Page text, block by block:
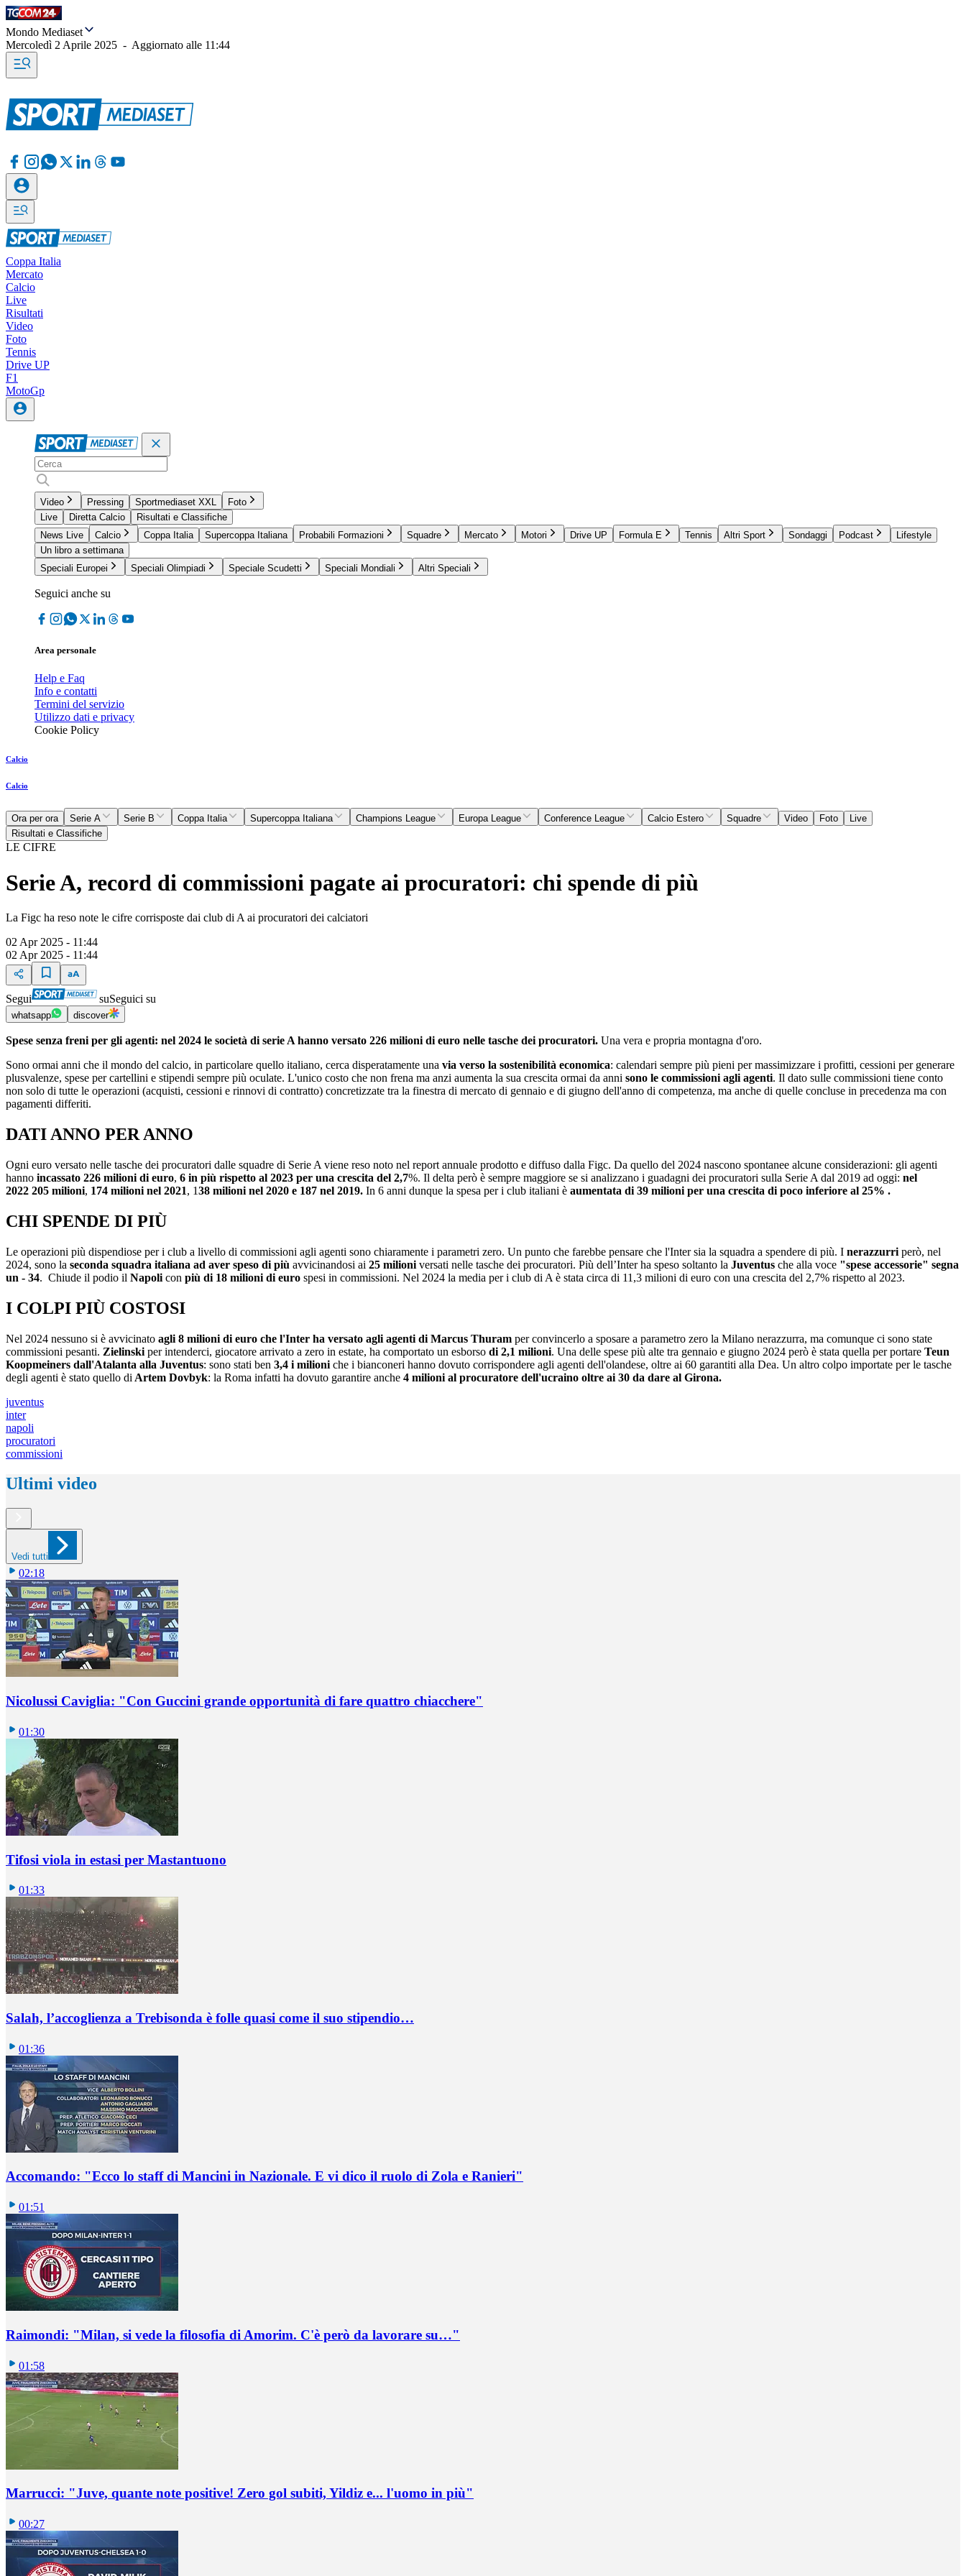
Mondo Mediaset
Mercoledì 2 Aprile 2025 - Aggiornato alle 11:44
Coppa Italia
Mercato
Calcio
Live
Risultati
Video
Foto
Tennis
Drive UP
F1
MotoGp
Video Pressing Sportmediaset XXL
Foto
Live
Diretta Calcio
Risultati e Classifiche
News Live
Calcio Coppa Italia Supercoppa Italiana Probabili Formazioni Squadre Mercato Motori Drive UP Formula E Tennis Altri Sport Sondaggi Podcast
Lifestyle
Un libro a settimana
Speciali Europei
Speciali Olimpiadi Speciale Scudetti Speciali Mondiali Altri Speciali
Seguici anche su
Area personale
Help e Faq
Info e contatti
Termini del servizio
Utilizzo dati e privacy
Cookie Policy
Calcio
Calcio
Ora per ora Serie A Serie B Coppa Italia Supercoppa Italiana Champions League Europa League Conference League Calcio Estero Squadre Video Foto
Live
Risultati e Classifiche
LE CIFRE
Serie A, record di commissioni pagate ai procuratori: chi spende di più
La Figc ha reso note le cifre corrisposte dai club di A ai procuratori dei calciatori
02 Apr 2025 - 11:44
02 Apr 2025 - 11:44
Segui suSeguici su
whatsapp discover
Spese senza freni per gli agenti: nel 2024 le società di serie A hanno versato 226 milioni di euro nelle tasche dei procuratori. Una vera e propria montagna d'oro.
Sono ormai anni che il mondo del calcio, in particolare quello italiano, cerca disperatamente una via verso la sostenibilità economica: calendari sempre più pieni per massimizzare i profitti, cessioni per generare
plusvalenze, spese per cartellini e stipendi sempre più oculate. L'unico costo che non frena ma anzi aumenta la sua crescita ormai da anni sono le commissioni agli agenti. Il dato sulle commissioni tiene conto
non solo di tutte le operazioni (acquisti, cessioni e rinnovi di contratto) concretizzate tra la finestra di mercato di gennaio e di giugno dell'anno di competenza, ma anche di quelle concluse in precedenza ma con
pagamenti differiti.
DATI ANNO PER ANNO
Ogni euro versato nelle tasche dei procuratori dalle squadre di Serie A viene reso noto nel report annuale prodotto e diffuso dalla Figc. Da quello del 2024 nascono spontanee alcune considerazioni: gli agenti
hanno incassato 226 milioni di euro, 6 in più rispetto al 2023 per una crescita del 2,7%. Il delta però è sempre maggiore se si analizzano i guadagni dei procuratori sulla Serie A dal 2019 ad oggi: nel
2022 205 milioni, 174 milioni nel 2021, 138 milioni nel 2020 e 187 nel 2019. In 6 anni dunque la spesa per i club italiani è aumentata di 39 milioni per una crescita di poco inferiore al 25% .
CHI SPENDE DI PIÙ
Le operazioni più dispendiose per i club a livello di commissioni agli agenti sono chiaramente i parametri zero. Un punto che farebbe pensare che l'Inter sia la squadra a spendere di più. I nerazzurri però, nel
2024, sono la seconda squadra italiana ad aver speso di più avvicinandosi ai 25 milioni versati nelle tasche dei procuratori. Più dell’Inter ha speso soltanto la Juventus che alla voce "spese accessorie" segna
un - 34. Chiude il podio il Napoli con più di 18 milioni di euro spesi in commissioni. Nel 2024 la media per i club di A è stata circa di 11,3 milioni di euro con una crescita del 2,7% rispetto al 2023.
I COLPI PIÙ COSTOSI
Nel 2024 nessuno si è avvicinato agli 8 milioni di euro che l'Inter ha versato agli agenti di Marcus Thuram per convincerlo a sposare a parametro zero la Milano nerazzurra, ma comunque ci sono state
commissioni pesanti. Zielinski per intenderci, giocatore arrivato a zero in estate, ha comportato un esborso di 2,1 milioni. Una delle spese più alte tra gennaio e giugno 2024 però è stata quella per portare Teun
Koopmeiners dall'Atalanta alla Juventus: sono stati ben 3,4 i milioni che i bianconeri hanno dovuto corrispondere agli agenti dell'olandese, oltre ai 60 garantiti alla Dea. Un altro colpo importate per le tasche
degli agenti è stato quello di Artem Dovbyk: la Roma infatti ha dovuto garantire anche 4 milioni al procuratore dell'ucraino oltre ai 30 da dare al Girona.
juventus
inter
napoli
procuratori
commissioni
Ultimi video
Vedi tutti
02:18
Nicolussi Caviglia: "Con Guccini grande opportunità di fare quattro chiacchere"
01:30
Tifosi viola in estasi per Mastantuono
01:33
Salah, l’accoglienza a Trebisonda è folle quasi come il suo stipendio…
01:36
Accomando: "Ecco lo staff di Mancini in Nazionale. E vi dico il ruolo di Zola e Ranieri"
01:51
Raimondi: "Milan, si vede la filosofia di Amorim. C'è però da lavorare su…"
01:58
Marrucci: "Juve, quante note positive! Zero gol subiti, Yildiz e... l'uomo in più"
00:27